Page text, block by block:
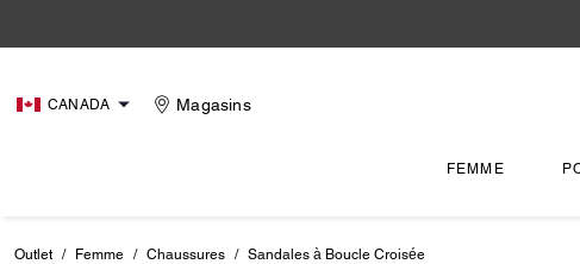
CANADA Magasins
FEMME
Outlet / Femme / Chaussures / Sandales à Boucle Croisée